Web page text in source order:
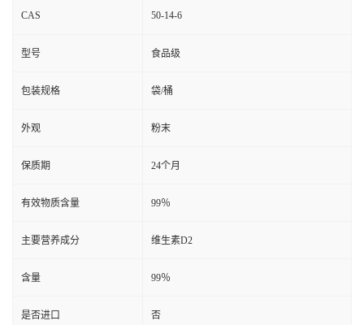
CAS 50-14-6
型号 食品级
包装规格 袋/桶
外观 粉末
保质期 24个月
有效物质含量 99％
主要营养成分 维生素D2
含量 99％
是否进口 否